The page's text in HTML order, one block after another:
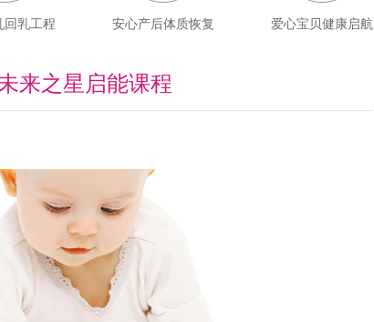
回乳工程 安心产后体质恢复 爱心宝贝健康启航
来之星启能课程